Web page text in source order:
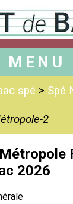
MENU
spé > Spé
2
2026